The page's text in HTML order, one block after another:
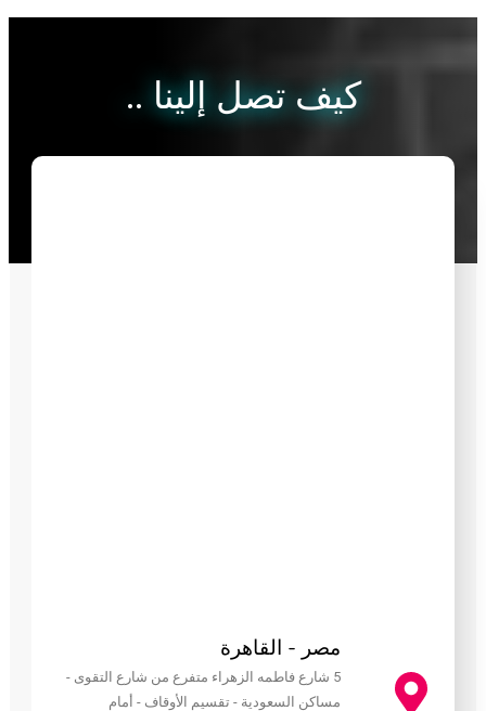
كيف تصل إلينا ..
مصر - القاهرة
5 شارع فاطمه الزهراء متفرع من شارع التقوى -
مساكن السعودية - تقسيم الأوقاف - أمام